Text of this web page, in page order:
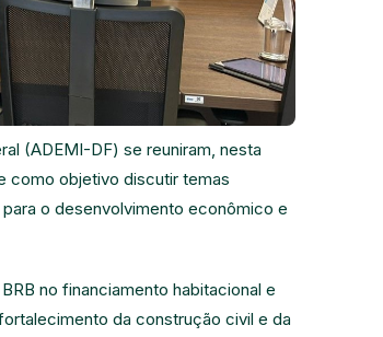
(ADEMI-DF) se reuniram, nesta
como objetivo discutir temas
o desenvolvimento econômico e
no financiamento habitacional e
da construção civil e da